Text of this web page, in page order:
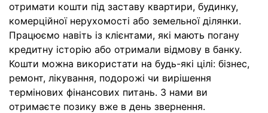
отримати кошти під заставу квартири, будинку,
комерційної нерухомості або земельної ділянки.
Працюємо навіть із клієнтами, які мають погану
кредитну історію або отримали відмову в банку.
Кошти можна використати на будь-які цілі: бізнес,
ремонт, лікування, подорожі чи вирішення
термінових фінансових питань. З нами ви
отримаєте позику вже в день звернення.